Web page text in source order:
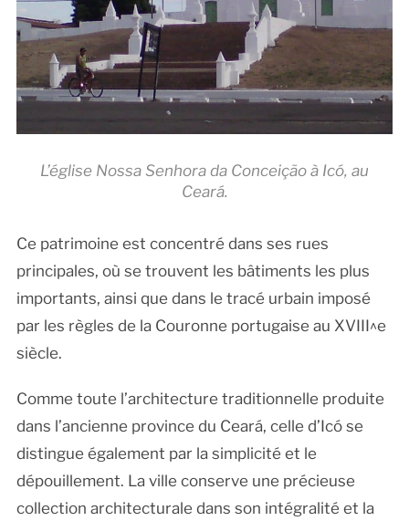
L’église Nossa Senhora da Conceição à Icó, au
Ceará.
Ce patrimoine est concentré dans ses rues
principales, où se trouvent les bâtiments les plus
importants, ainsi que dans le tracé urbain imposé
par les règles de la Couronne portugaise au XVIII^e
siècle.
Comme toute l’architecture traditionnelle produite
dans l’ancienne province du Ceará, celle d’Icó se
distingue également par la simplicité et le
dépouillement. La ville conserve une précieuse
collection architecturale dans son intégralité et la